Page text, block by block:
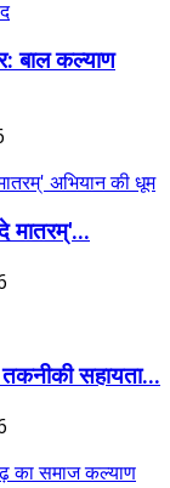
बाल कल्याण
मातरम्'...
सहायता...